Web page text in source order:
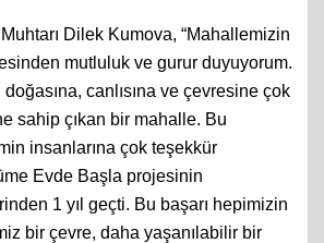
Dilek Kumova, “Mahallemizin
mutluluk ve gurur duyuyorum.
canlısına ve çevresine çok
sahip çıkan bir mahalle. Bu
insanlarına çok teşekkür
Evde Başla projesinin
1 yıl geçti. Bu başarı hepimizin
bir çevre, daha yaşanılabilir bir